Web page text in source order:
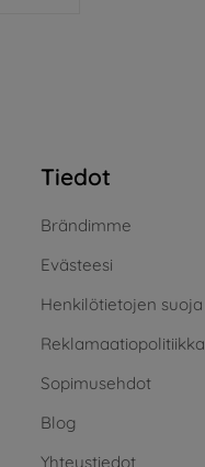
Tiedot
Brändimme
Evästeesi
Henkilötietojen suoja
Reklamaatiopolitiikka
Sopimusehdot
Blog
Yhteystiedot